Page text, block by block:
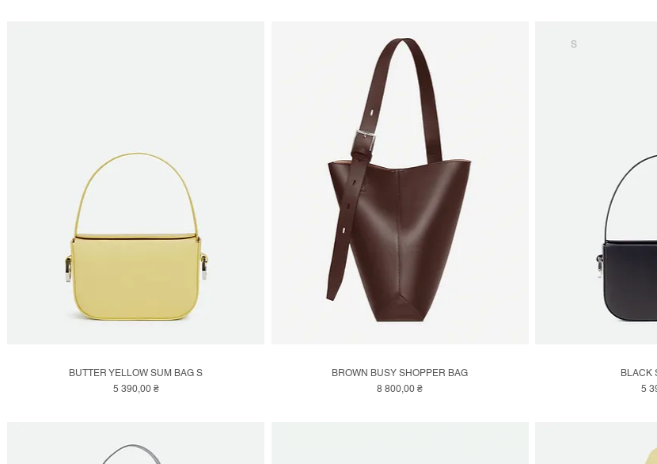
Швидкий перегляд
BUTTER YELLOW SUM BAG S
Ціна
5 390,00 ₴
Швидкий перегляд
BROWN BUSY SHOPPER BAG
Ціна
8 800,00 ₴
S
BLACK
5